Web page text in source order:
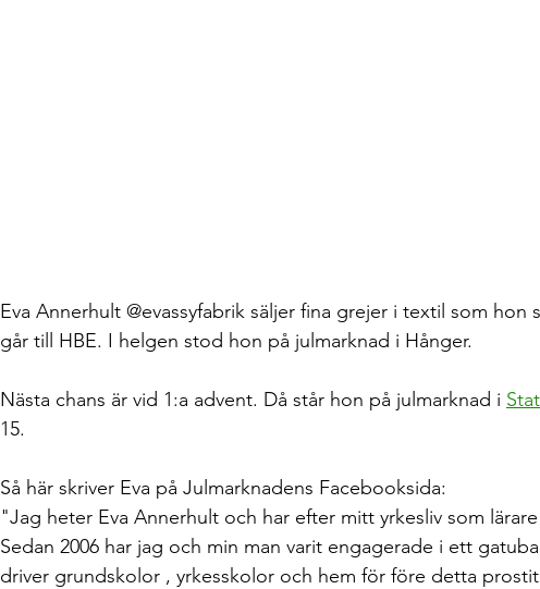
Eva Annerhult @evassyfabrik säljer fina grejer i textil som hon
går till HBE. I helgen stod hon på julmarknad i Hånger.
Nästa chans är vid 1:a advent. Då står hon på julmarknad i
15.
Så här skriver Eva på Julmarknadens Facebooksida:
"Jag heter Eva Annerhult och har efter mitt yrkesliv som
Sedan 2006 har jag och min man varit engagerade i ett
driver grundskolor , yrkesskolor och hem för före detta